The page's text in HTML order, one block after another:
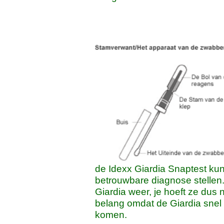
de Idexx Giardia Snaptest
betrouwbare diagnose
Giardia weer, je hoeft ze dus
belang omdat de Giardia
komen.